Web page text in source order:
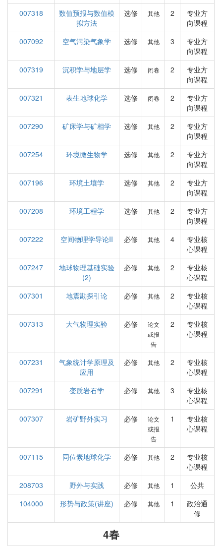
007318
数值预报与数值模
拟方法
选修 其他 2
专业方
向课程
007092
空气污染气象学 选修 其他 3
专业方
向课程
007319
沉积学与地层学 选修 闭卷 2
专业方
向课程
007321
表生地球化学 选修 闭卷 2
专业方
向课程
007290
矿床学与矿相学 选修 其他 2
专业方
向课程
007254
环境微生物学 选修 其他 2
专业方
向课程
007196
环境土壤学 选修 其他 2
专业方
向课程
007208
环境工程学 选修 其他 2
专业方
向课程
007222
空间物理学导论II 必修 其他 4
专业核
心课程
007247
地球物理基础实验
(2)
必修 其他 2
专业核
心课程
007301
地震勘探引论 必修 其他 2
专业核
心课程
007313
大气物理实验 必修
论文
或报
告
2
专业核
心课程
007231
气象统计学原理及
应用
必修 其他 2
专业核
心课程
007291
变质岩石学 必修 其他 3
专业核
心课程
007307
岩矿野外实习 必修
论文
或报
告
1
专业核
心课程
007115 同位素地球化学 必修 其他 2
专业核
心课程
208703
野外与实践 必修 其他 1
公共
104000
形势与政策(讲座) 必修 其他 1
政治通
修
4春